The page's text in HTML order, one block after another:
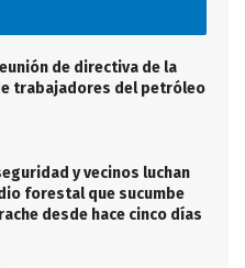
de directiva de la
trabajadores del petróleo
y vecinos luchan
forestal que sucumbe
desde hace cinco días